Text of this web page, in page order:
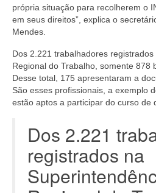
própria situação para recolherem o
em seus direitos”, explica o
Mendes.
Dos 2.221 trabalhadores
Regional do Trabalho, somente 878
Desse total, 175 apresentaram a
São esses profissionais, a exemplo
estão aptos a participar do curso de
Dos 2.221
registrados na